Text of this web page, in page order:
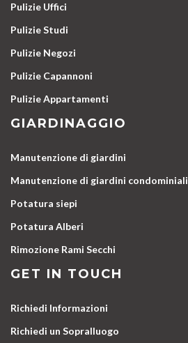
Pulizie Uffici
Pulizie Studi
Pulizie Negozi
Pulizie Capannoni
Pulizie Appartamenti
GIARDINAGGIO
Manutenzione di giardini
Manutenzione di giardini condominiali
Potatura siepi
Potatura Alberi
Rimozione Rami Secchi
GET IN TOUCH
Richiedi Informazioni
Richiedi un Sopralluogo